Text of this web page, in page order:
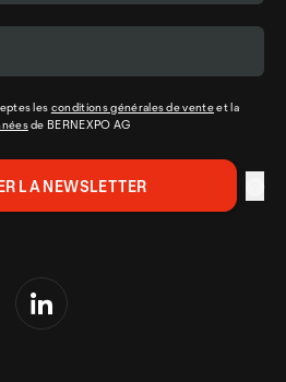
les conditions générales de venteet la
de BERNEXPO AG